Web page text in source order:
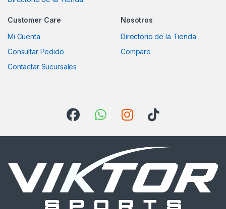
Customer Care
Mi Cuenta
Consultar Pedido
Contactar Sucursales
Nosotros
Directorio de la Tienda
Compare